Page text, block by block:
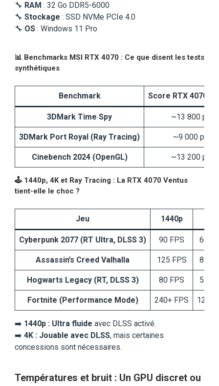
🔧 RAM : 32 Go DDR5-6000
🔧 Stockage : SSD NVMe PCIe 4.0
🔧 OS : Windows 11 Pro
📊 Benchmarks MSI RTX 4070 : Ce que disent les tests
synthétiques
Benchmark Score RTX 4070
3DMark Time Spy ~13 800
3DMark Port Royal (Ray Tracing) ~9 000
Cinebench 2024 (OpenGL) ~13 200
🕹️ 1440p, 4K et Ray Tracing : La RTX 4070 Ventus
tient-elle le choc ?
Jeu 1440p
Cyberpunk 2077 (RT Ultra, DLSS 3) 90 FPS 60
Assassin’s Creed Valhalla 125 FPS 85
Hogwarts Legacy (RT, DLSS 3) 80 FPS 55
Fortnite (Performance Mode) 240+ FPS 120
➡️ 1440p : Ultra fluide avec DLSS activé.
➡️ 4K : Jouable avec DLSS, mais certaines
concessions sont nécessaires.
Températures et bruit : Un GPU discret ou